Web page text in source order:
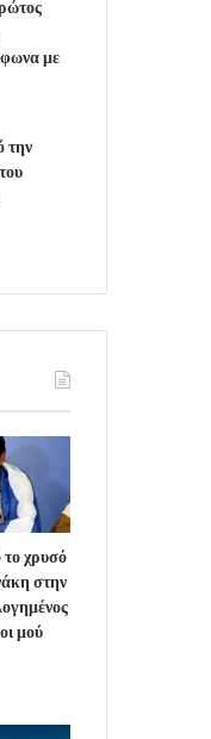
με
την
χρυσό
στην
μού